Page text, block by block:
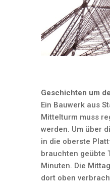
Geschichten um
Ein Bauwerk aus
Mittelturm muss
werden. Um über
in die oberste
brauchten geübte
Minuten. Die
dort oben